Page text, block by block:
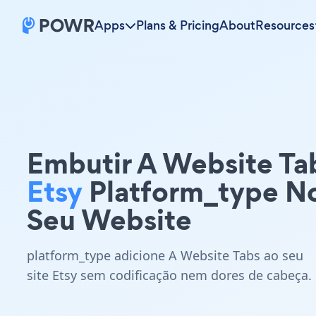
Apps Plans & PricingAboutResources
Embutir A Website
Etsy Platform_type
Seu Website
platform_type adicione A Website Tabs ao seu
site Etsy sem codificação nem dores de cabeça.